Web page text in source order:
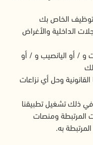
الخاص بك
الداخلية والأغراض
و / أو اليانصيب و / أو
القانونية وحل أي نزاعات
في ذلك تشغيل تطبيقنا
المرتبطة ومنصات
به.